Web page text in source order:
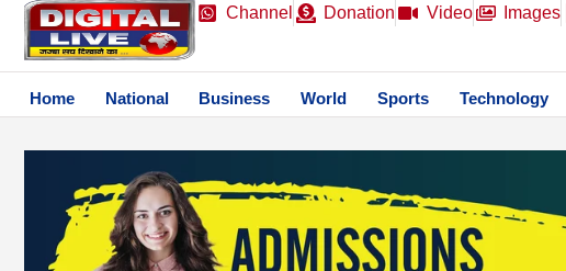
Channel Donation Video Images
Home National Business World Sports Technology